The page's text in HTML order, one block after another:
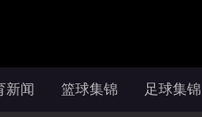
新闻 篮球集锦 足球集锦